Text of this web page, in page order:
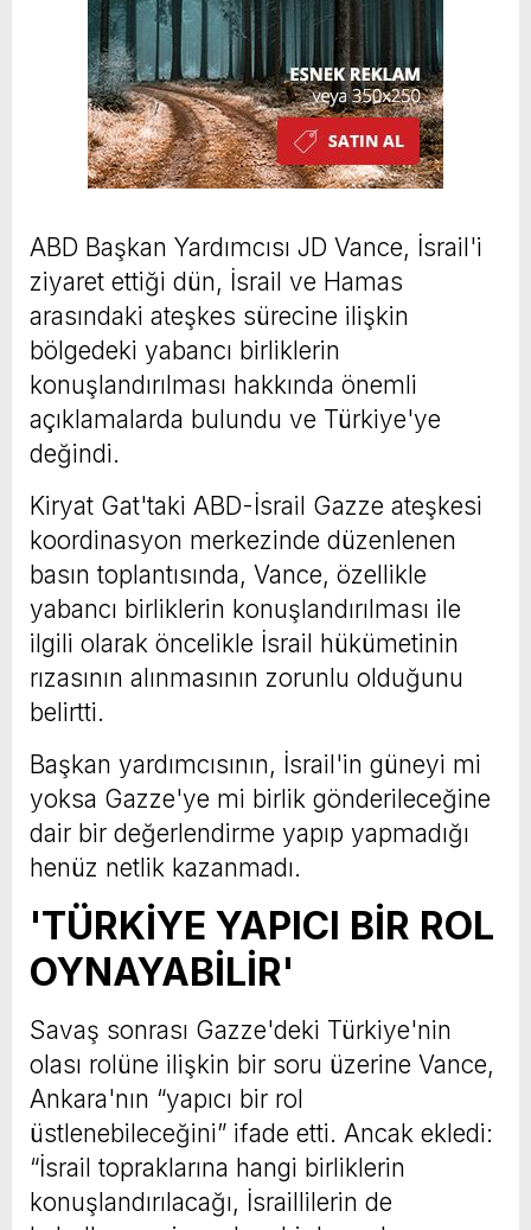
ABD Başkan Yardımcısı JD Vance, İsrail'i
ziyaret ettiği dün, İsrail ve Hamas
arasındaki ateşkes sürecine ilişkin
bölgedeki yabancı birliklerin
konuşlandırılması hakkında önemli
açıklamalarda bulundu ve Türkiye'ye
değindi.
Kiryat Gat'taki ABD-İsrail Gazze ateşkesi
koordinasyon merkezinde düzenlenen
basın toplantısında, Vance, özellikle
yabancı birliklerin konuşlandırılması ile
ilgili olarak öncelikle İsrail hükümetinin
rızasının alınmasının zorunlu olduğunu
belirtti.
Başkan yardımcısının, İsrail'in güneyi mi
yoksa Gazze'ye mi birlik gönderileceğine
dair bir değerlendirme yapıp yapmadığı
henüz netlik kazanmadı.
'TÜRKİYE YAPICI BİR ROL
OYNAYABİLİR'
Savaş sonrası Gazze'deki Türkiye'nin
olası rolüne ilişkin bir soru üzerine Vance,
Ankara'nın “yapıcı bir rol
üstlenebileceğini” ifade etti. Ancak ekledi:
“İsrail topraklarına hangi birliklerin
konuşlandırılacağı, İsraillilerin de